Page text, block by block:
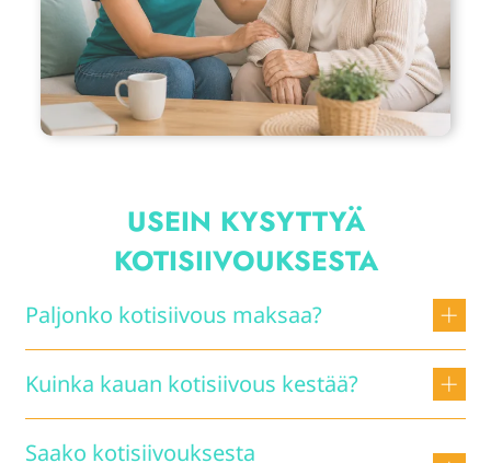
USEIN KYSYTTYÄ
KOTISIIVOUKSESTA
Paljonko kotisiivous maksaa?
Tuntihinta 49,80 €/h, kotitalousvähennyksen jälkeen
Kuinka kauan kotisiivous kestää?
40–60 neliön kodissa yleensä 3–4 tuntia, 80–100
Saako kotisiivouksesta